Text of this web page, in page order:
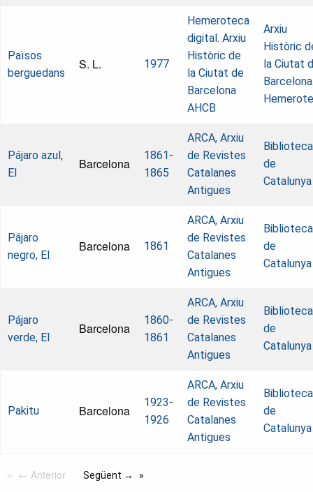
Països
berguedans
S. L. 1977
Hemeroteca
digital. Arxiu
Històric de
la Ciutat de
Barcelona
AHCB
Arxiu
Històric
la Ciutat
Pájaro azul,
El
Barcelona
1861-
1865
ARCA, Arxiu
de Revistes
Catalanes
Antigues
Biblioteca
de
Catalunya
Pájaro
negro, El
Barcelona 1861
ARCA, Arxiu
de Revistes
Catalanes
Antigues
Biblioteca
de
Catalunya
Pájaro
verde, El
Barcelona
1860-
1861
ARCA, Arxiu
de Revistes
Catalanes
Antigues
Biblioteca
de
Catalunya
Pakitu Barcelona
1923-
1926
ARCA, Arxiu
de Revistes
Catalanes
Antigues
Biblioteca
de
Catalunya
← Anterior Següent →